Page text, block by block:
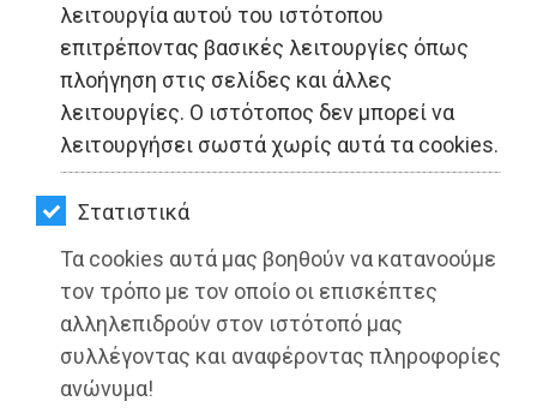
λειτουργία αυτού του ιστότοπου
επιτρέποντας βασικές λειτουργίες όπως
πλοήγηση στις σελίδες και άλλες
λειτουργίες. Ο ιστότοπος δεν μπορεί να
λειτουργήσει σωστά χωρίς αυτά τα cookies.
Στατιστικά
Τα cookies αυτά μας βοηθούν να κατανοούμε
τον τρόπο με τον οποίο οι επισκέπτες
αλληλεπιδρούν στον ιστότοπό μας
συλλέγοντας και αναφέροντας πληροφορίες
ανώνυμα!
ΠΟΛΙΤΙΣΜΟΣ
ΣΠΙΤΙ-
ΚΗΠΟΣ
ΥΓΕΙΑ
LIFESTYLE
ΤΑΞΙΔΙΑ
ΕΞΟΔΟΣ
ΠΕΡΙΒΑΛΛΟΝ
Στο Εφετείο συνεχίστηκε σήμερα η
δίκη για το Μάτι
Διαβάστηκε 3287 φορές